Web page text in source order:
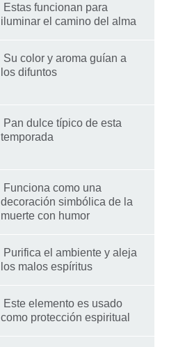
Estas funcionan para
iluminar el camino del alma
Su color y aroma guían a
los difuntos
Pan dulce típico de esta
temporada
Funciona como una
decoración simbólica de la
muerte con humor
Purifica el ambiente y aleja
los malos espíritus
Este elemento es usado
como protección espiritual